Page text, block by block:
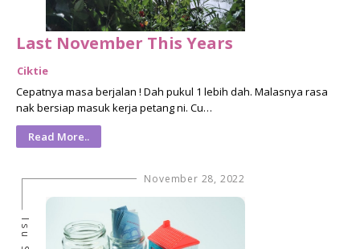
Last November This Years
Ciktie
Cepatnya masa berjalan ! Dah pukul 1 lebih dah. Malasnya rasa
nak bersiap masuk kerja petang ni. Cu…
Read More..
November 28, 2022